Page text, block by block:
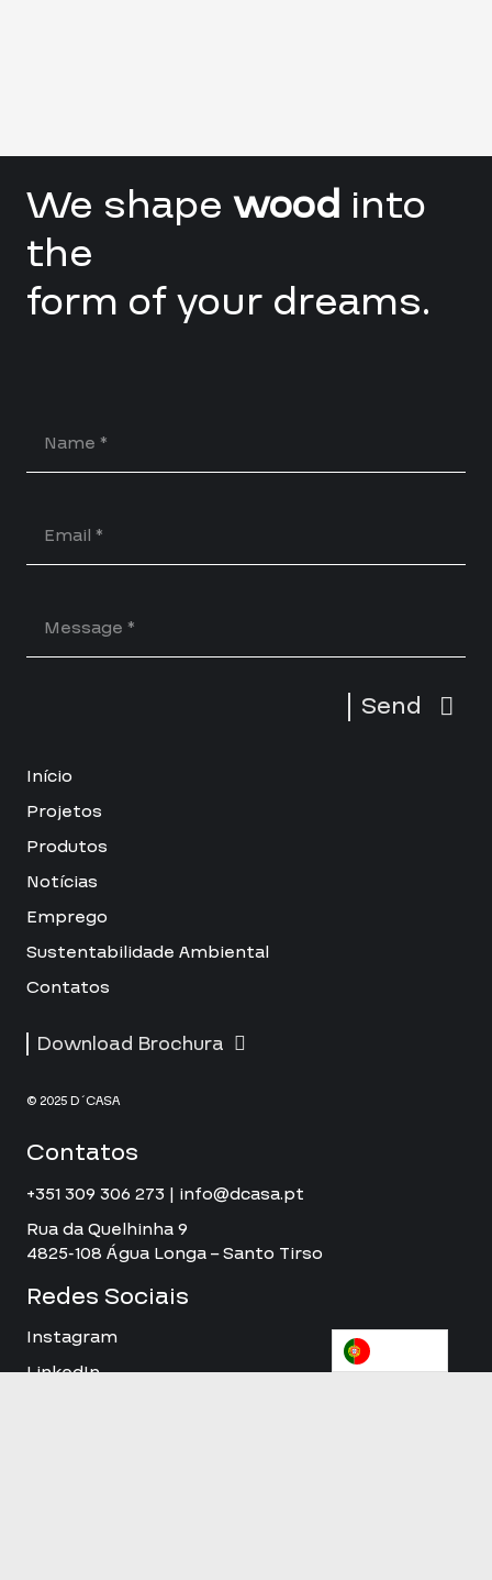
We shape wood into
the
form of your dreams.
Send
Início
Projetos
Produtos
Notícias
Emprego
Sustentabilidade Ambiental
Contatos
Download Brochura
© 2025 D´CASA
Contatos
+351 309 306 273 | info@dcasa.pt
Rua da Quelhinha 9
4825-108 Água Longa – Santo Tirso
Redes Sociais
Instagram
LinkedIn